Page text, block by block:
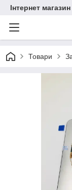
Інтернет
Товари